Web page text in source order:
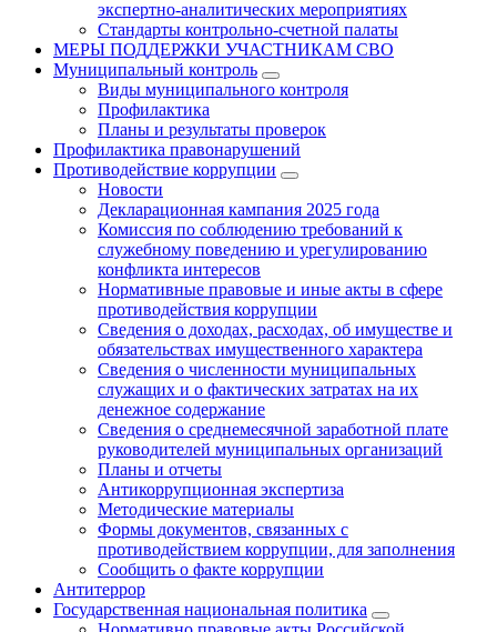
экспертно-аналитических мероприятиях
Стандарты контрольно-счетной палаты
МЕРЫ ПОДДЕРЖКИ УЧАСТНИКАМ СВО
Муниципальный контроль
Виды муниципального контроля
Профилактика
Планы и результаты проверок
Профилактика правонарушений
Противодействие коррупции
Новости
Декларационная кампания 2025 года
Комиссия по соблюдению требований к
служебному поведению и урегулированию
конфликта интересов
Нормативные правовые и иные акты в сфере
противодействия коррупции
Сведения о доходах, расходах, об имуществе и
обязательствах имущественного характера
Сведения о численности муниципальных
служащих и о фактических затратах на их
денежное содержание
Сведения о среднемесячной заработной плате
руководителей муниципальных организаций
Планы и отчеты
Антикоррупционная экспертиза
Методические материалы
Формы документов, связанных с
противодействием коррупции, для заполнения
Сообщить о факте коррупции
Антитеррор
Государственная национальная политика